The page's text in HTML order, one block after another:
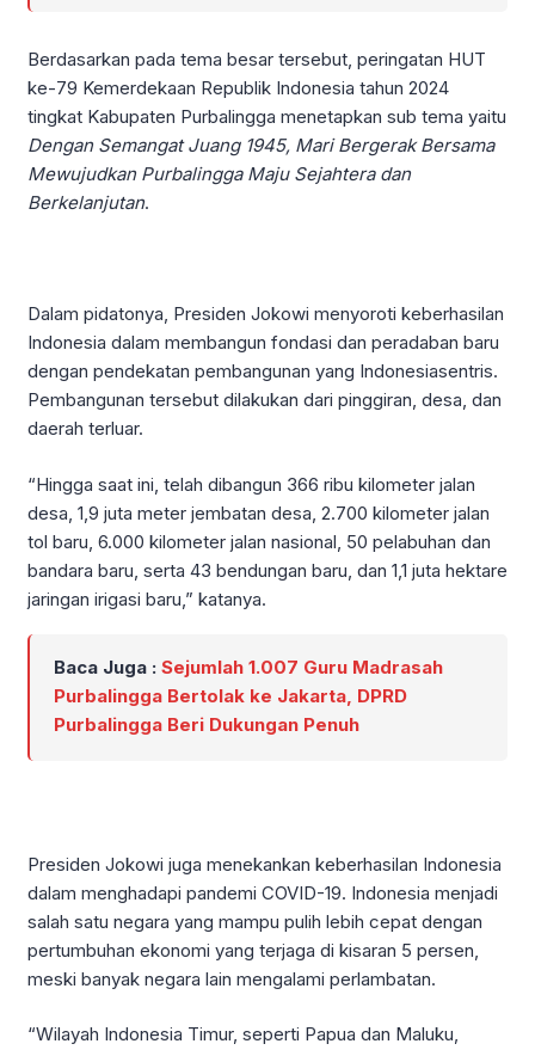
Berdasarkan pada tema besar tersebut, peringatan HUT
ke-79 Kemerdekaan Republik Indonesia tahun 2024
tingkat Kabupaten Purbalingga menetapkan sub tema yaitu
Dengan Semangat Juang 1945, Mari Bergerak Bersama
Mewujudkan Purbalingga Maju Sejahtera dan
Berkelanjutan.
Dalam pidatonya, Presiden Jokowi menyoroti keberhasilan
Indonesia dalam membangun fondasi dan peradaban baru
dengan pendekatan pembangunan yang Indonesiasentris.
Pembangunan tersebut dilakukan dari pinggiran, desa, dan
daerah terluar.
“Hingga saat ini, telah dibangun 366 ribu kilometer jalan
desa, 1,9 juta meter jembatan desa, 2.700 kilometer jalan
tol baru, 6.000 kilometer jalan nasional, 50 pelabuhan dan
bandara baru, serta 43 bendungan baru, dan 1,1 juta hektare
jaringan irigasi baru,” katanya.
Baca Juga : Sejumlah 1.007 Guru Madrasah
Purbalingga Bertolak ke Jakarta, DPRD
Purbalingga Beri Dukungan Penuh
Presiden Jokowi juga menekankan keberhasilan Indonesia
dalam menghadapi pandemi COVID-19. Indonesia menjadi
salah satu negara yang mampu pulih lebih cepat dengan
pertumbuhan ekonomi yang terjaga di kisaran 5 persen,
meski banyak negara lain mengalami perlambatan.
“Wilayah Indonesia Timur, seperti Papua dan Maluku,